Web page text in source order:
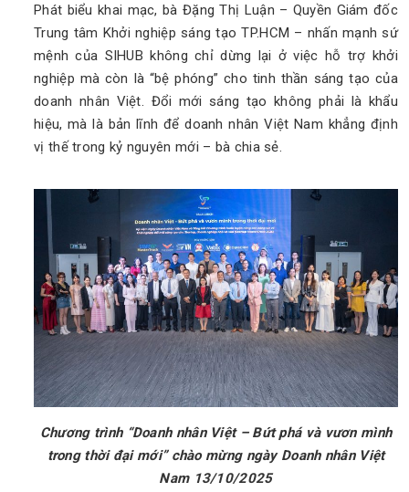
Phát biểu khai mạc, bà Đặng Thị Luận – Quyền Giám đốc
Trung tâm Khởi nghiệp sáng tạo TP.HCM – nhấn mạnh sứ
mệnh của SIHUB không chỉ dừng lại ở việc hỗ trợ khởi
nghiệp mà còn là “bệ phóng” cho tinh thần sáng tạo của
doanh nhân Việt. Đổi mới sáng tạo không phải là khẩu
hiệu, mà là bản lĩnh để doanh nhân Việt Nam khẳng định
vị thế trong kỷ nguyên mới – bà chia sẻ.
Chương trình “Doanh nhân Việt – Bứt phá và vươn mình
trong thời đại mới” chào mừng ngày Doanh nhân Việt
Nam 13/10/2025